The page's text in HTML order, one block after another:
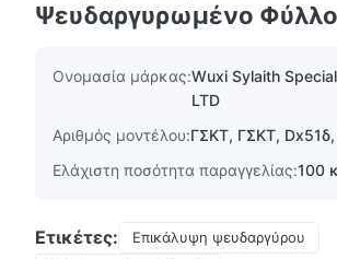
Ψευδαργυρωμένο Φύλλο
Ονομασία μάρκας:Wuxi Sylaith
LTD
Αριθμός μοντέλου:ΓΣΚΤ, ΓΣΚΤ,
Ελάχιστη ποσότητα παραγγελίας:100
Ετικέτες:
Επικάλυψη ψευδαργύρου